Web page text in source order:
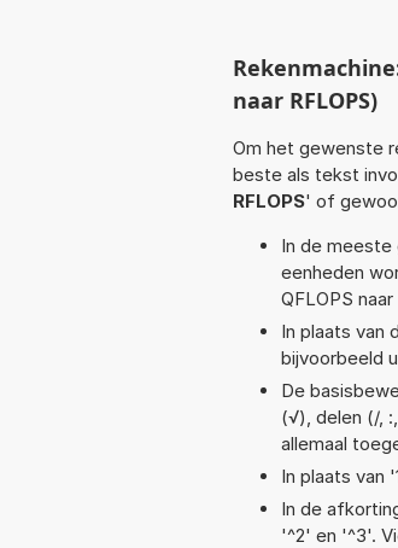
naar RFLOPS)
Om het gewenste
beste als tekst
RFLOPS' of
In de
eenheden
QFLOPS
In plaats van
bijvoorbeeld
De
(√), delen (/,
allemaal
In plaats van
In de
'^2' en '^3'.